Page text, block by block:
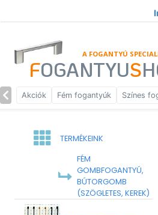
A FOGANTYÚ
FOGANTYUS
Akciók Fém fogantyúk Színes
TERMÉKEINK
FÉM
GOMBFOGANTYÚ,
BÚTORGOMB
(SZÖGLETES, KEREK)